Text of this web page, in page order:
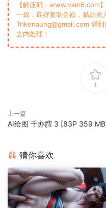
【解压码：www.vam6.com
一致，最好复制金额，黏贴填
Trikenaung@gmail.com 遇
之内处理！
1
上一篇
AI绘图 千亦膤 3 [83P 359
猜你喜欢